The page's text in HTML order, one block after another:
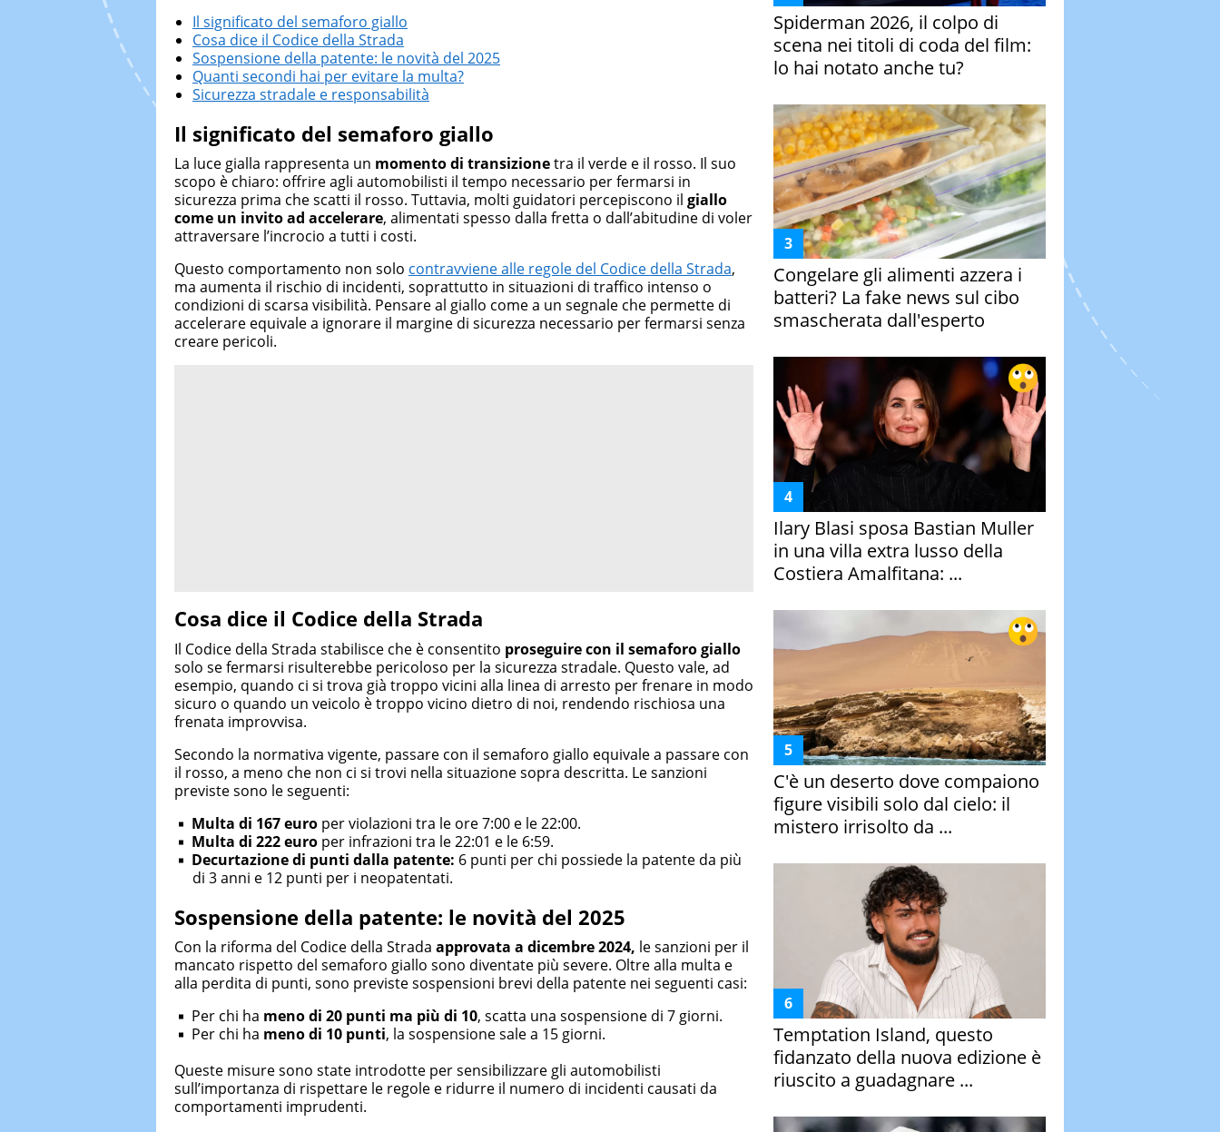
Il significato del semaforo giallo
Cosa dice il Codice della Strada
Sospensione della patente: le novità del 2025
Quanti secondi hai per evitare la multa?
Sicurezza stradale e responsabilità
Il significato del semaforo giallo
La luce gialla rappresenta un momento di transizionetra il verde e il rosso. Il suo
scopo è chiaro: offrire agli automobilisti il tempo necessario per fermarsi in
sicurezza prima che scatti il rosso. Tuttavia, molti guidatori percepiscono il giallo
come un invito ad accelerare, alimentati spesso dalla fretta o dall’abitudine di voler
attraversare l’incrocio a tutti i costi.
Questo comportamento non solo contravviene alle regole del Codice della Strada,
ma aumenta il rischio di incidenti, soprattutto in situazioni di traffico intenso o
condizioni di scarsa visibilità. Pensare al giallo come a un segnale che permette di
accelerare equivale a ignorare il margine di sicurezza necessario per fermarsi senza
creare pericoli.
Cosa dice il Codice della Strada
Il Codice della Strada stabilisce che è consentito proseguire con il semaforo giallo
solo se fermarsi risulterebbe pericoloso per la sicurezza stradale. Questo vale, ad
esempio, quando ci si trova già troppo vicini alla linea di arresto per frenare in modo
sicuro o quando un veicolo è troppo vicino dietro di noi, rendendo rischiosa una
frenata improvvisa.
Secondo la normativa vigente, passare con il semaforo giallo equivale a passare con
il rosso, a meno che non ci si trovi nella situazione sopra descritta. Le sanzioni
previste sono le seguenti:
Multa di 167 euro per violazioni tra le ore 7:00 e le 22:00.
Multa di 222 euro per infrazioni tra le 22:01 e le 6:59.
Decurtazione di punti dalla patente: 6 punti per chi possiede la patente da più
di 3 anni e 12 punti per i neopatentati.
Sospensione della patente: le novità del 2025
Con la riforma del Codice della Strada approvata a dicembre 2024, le sanzioni per il
mancato rispetto del semaforo giallo sono diventate più severe. Oltre alla multa e
alla perdita di punti, sono previste sospensioni brevi della patente nei seguenti casi:
Per chi ha meno di 20 punti ma più di 10, scatta una sospensione di 7 giorni.
Per chi ha meno di 10 punti, la sospensione sale a 15 giorni.
Queste misure sono state introdotte per sensibilizzare gli automobilisti
sull’importanza di rispettare le regole e ridurre il numero di incidenti causati da
comportamenti imprudenti.
Spiderman 2026, il colpo di
scena nei titoli di coda del film:
lo hai notato anche tu?
Congelare gli alimenti azzera i
batteri? La fake news sul cibo
smascherata dall'esperto
Ilary Blasi sposa Bastian Muller
in una villa extra lusso della
Costiera Amalfitana: ...
C'è un deserto dove compaiono
figure visibili solo dal cielo: il
mistero irrisolto da ...
Temptation Island, questo
fidanzato della nuova edizione è
riuscito a guadagnare ...